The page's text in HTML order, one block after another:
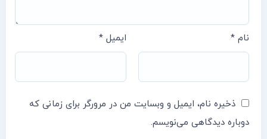
نام * ایمیل*
ذخیره نام، ایمیل و وبسایت من در مرورگر برای زمانی که
دوباره دیدگاهی می‌نویسم.